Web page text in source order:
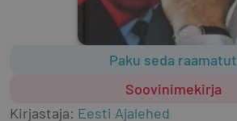
Paku seda raamatut
Soovinimekirja
Kirjastaja: Eesti Ajalehed